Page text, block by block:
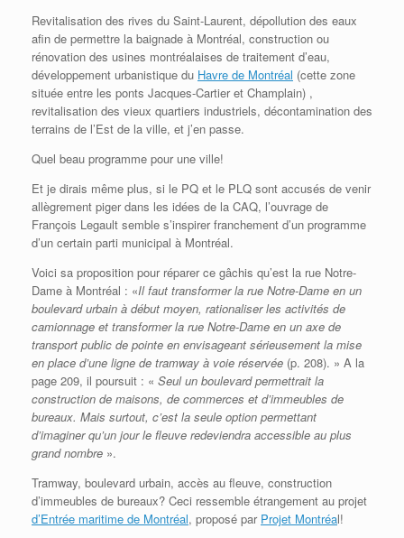
Revitalisation des rives du Saint-Laurent, dépollution des eaux
afin de permettre la baignade à Montréal, construction ou
rénovation des usines montréalaises de traitement d’eau,
développement urbanistique du Havre de Montréal (cette zone
située entre les ponts Jacques-Cartier et Champlain) ,
revitalisation des vieux quartiers industriels, décontamination des
terrains de l’Est de la ville, et j’en passe.
Quel beau programme pour une ville!
Et je dirais même plus, si le PQ et le PLQ sont accusés de venir
allègrement piger dans les idées de la CAQ, l’ouvrage de
François Legault semble s’inspirer franchement d’un programme
d’un certain parti municipal à Montréal.
Voici sa proposition pour réparer ce gâchis qu’est la rue Notre-
Dame à Montréal : «Il faut transformer la rue Notre-Dame en un
boulevard urbain à début moyen, rationaliser les activités de
camionnage et transformer la rue Notre-Dame en un axe de
transport public de pointe en envisageant sérieusement la mise
en place d’une ligne de tramway à voie réservée (p. 208). » A la
page 209, il poursuit : « Seul un boulevard permettrait la
construction de maisons, de commerces et d’immeubles de
bureaux. Mais surtout, c’est la seule option permettant
d’imaginer qu’un jour le fleuve redeviendra accessible au plus
grand nombre ».
Tramway, boulevard urbain, accès au fleuve, construction
d’immeubles de bureaux? Ceci ressemble étrangement au projet
d’Entrée maritime de Montréal, proposé par Projet Montréal!